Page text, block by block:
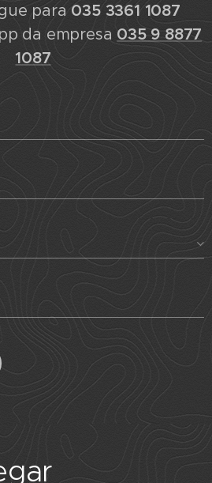
para 035 3361 1087
da empresa 035 9 8877
1087